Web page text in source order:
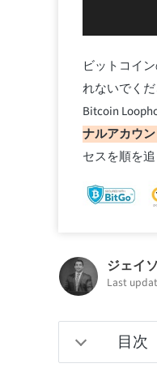
ビットコイ
れないでく
Bitcoin
ナルアカウ
セスを順を追
ジェイ
Last
目次